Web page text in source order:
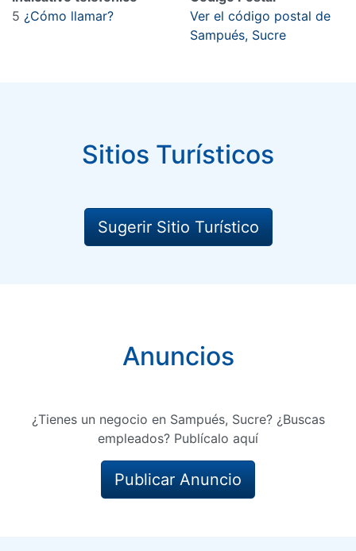
5 ¿Cómo llamar?
Ver el código postal de
Sampués, Sucre
Sitios Turísticos
Sugerir Sitio Turístico
Anuncios
¿Tienes un negocio en Sampués, Sucre? ¿Buscas
empleados? Publícalo aquí
Publicar Anuncio